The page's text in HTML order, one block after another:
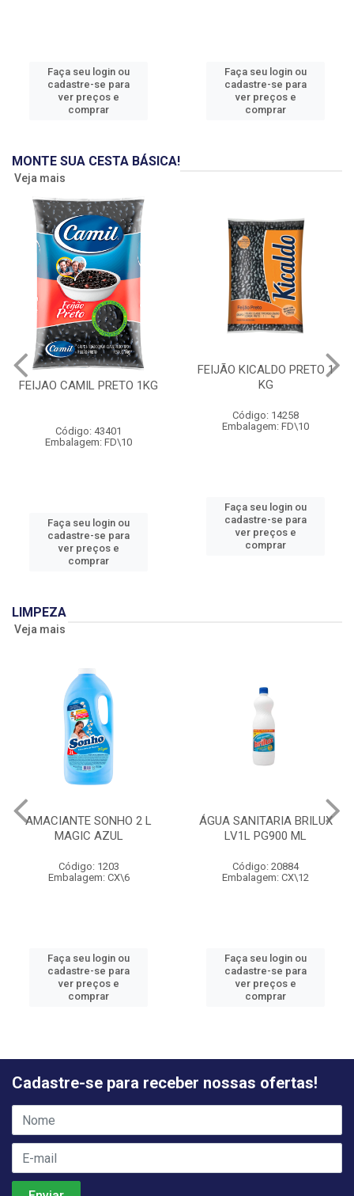
Faça seu login ou
cadastre-se para
ver preços e
comprar
Faça seu login ou
cadastre-se para
ver preços e
comprar
MONTE SUA CESTA BÁSICA!
Veja mais
FEIJAO CAMIL PRETO 1KG
Código: 43401
Embalagem: FD\10
Faça seu login ou
cadastre-se para
ver preços e
comprar
FEIJÃO KICALDO PRETO 1
KG
Código: 14258
Embalagem: FD\10
Faça seu login ou
cadastre-se para
ver preços e
comprar
LIMPEZA
Veja mais
AMACIANTE SONHO 2 L
MAGIC AZUL
Código: 1203
Embalagem: CX\6
Faça seu login ou
cadastre-se para
ver preços e
comprar
ÁGUA SANITARIA BRILUX
LV1L PG900 ML
Código: 20884
Embalagem: CX\12
Faça seu login ou
cadastre-se para
ver preços e
comprar
Cadastre-se para receber nossas ofertas!